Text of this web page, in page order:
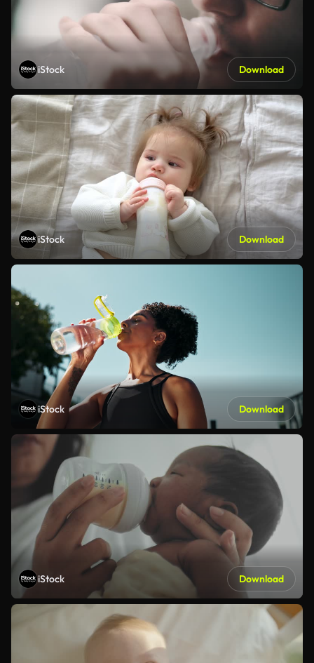
iStock Download
iStock Download
iStock Download
iStock Download